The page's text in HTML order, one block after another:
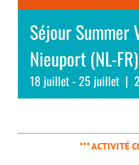
Séjour Summer
Nieuport (NL-FR)
18 juillet-25 juillet |
*** ACTIVITÉ